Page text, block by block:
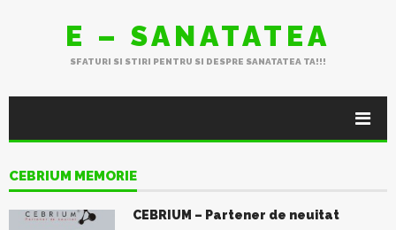
E – SANATATEA
SFATURI SI STIRI PENTRU SI DESPRE SANATATEA TA!!!
CEBRIUM MEMORIE
CEBRIUM – Partener de neuitat